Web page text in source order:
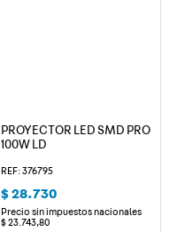
PROYECTOR LED SMD PRO
100W LD
REF: 376795
$28.730
Precio sin impuestos nacionales
$23 743,80